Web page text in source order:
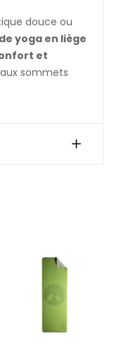
douce ou
yoga en liège
et
sommets